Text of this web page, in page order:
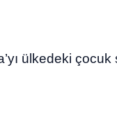
ülkedeki çocuk